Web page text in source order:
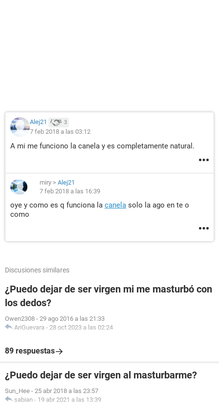
Alej21 3
7 feb 2018 a las 03:12
A mi me funciono la canela y es completamente natural.
miry > Alej21
7 feb 2018 a las 16:39
oye y como es q funciona la canela solo la ago en te o
como
Discusiones similares
¿Puedo dejar de ser virgen mi me masturbó con
los dedos?
Owen2308 - 29 ago 2016 a las 21:33
AriGuevara - 28 oct 2023 a las 02:24
89 respuestas
¿Puedo dejar de ser virgen al masturbarme?
Sun_Hee - 25 abr 2018 a las 23:57
sabian - 19 abr 2021 a las 13:39